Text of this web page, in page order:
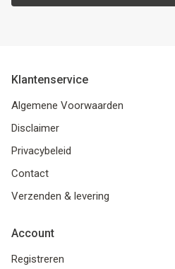
Klantenservice
Algemene Voorwaarden
Disclaimer
Privacybeleid
Contact
Verzenden & levering
Account
Registreren